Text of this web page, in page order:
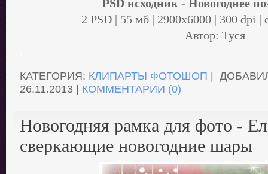
PSD исходник - Новогоднее
2 PSD | 55 мб | 2900х6000 | 300 dpi |
Автор: Туся
КАТЕГОРИЯ: КЛИПАРТЫ ФОТОШОП |
26.11.2013 | КОММЕНТАРИИ (0)
Новогодняя рамка для фото -
сверкающие новогодние шары